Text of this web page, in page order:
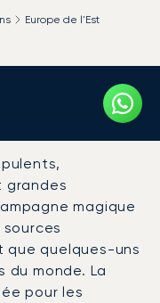
Europe de l'Est
depuis et
grandes
magique
que quelques-uns
monde. La
pour les